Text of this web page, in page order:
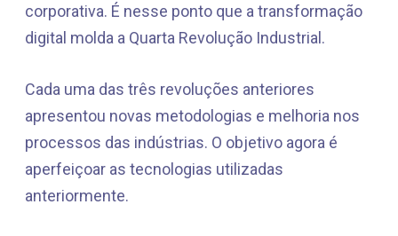
corporativa. É nesse ponto que a transformação
digital molda a Quarta Revolução Industrial.
Cada uma das três revoluções anteriores
apresentou novas metodologias e melhoria nos
processos das indústrias. O objetivo agora é
aperfeiçoar as tecnologias utilizadas
anteriormente.